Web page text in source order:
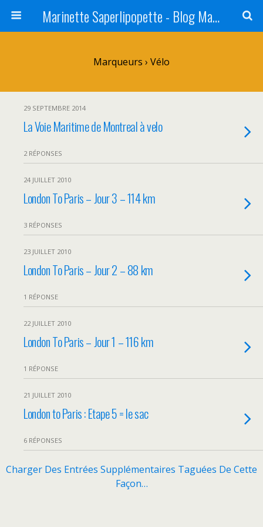
Marinette Saperlipopette - Blog Maman Angers Lifestyle - Ex Expat Montréal
Marqueurs › Vélo
29 SEPTEMBRE 2014
La Voie Maritime de Montreal à velo
2 RÉPONSES
24 JUILLET 2010
London To Paris – Jour 3 – 114 km
3 RÉPONSES
23 JUILLET 2010
London To Paris – Jour 2 – 88 km
1 RÉPONSE
22 JUILLET 2010
London To Paris – Jour 1 – 116 km
1 RÉPONSE
21 JUILLET 2010
London to Paris : Etape 5 = le sac
6 RÉPONSES
Charger Des Entrées Supplémentaires Taguées De Cette
Façon…